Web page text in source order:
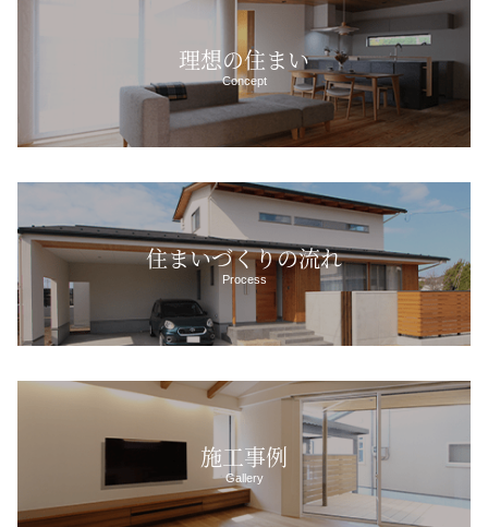
理想の住まい
Concept
住まいづくりの流れ
Process
施工事例
Gallery